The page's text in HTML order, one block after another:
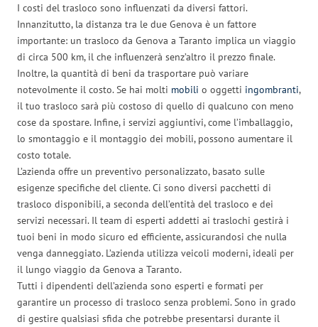
I costi del trasloco sono influenzati da diversi fattori.
Innanzitutto, la distanza tra le due Genova è un fattore
importante: un trasloco da Genova a Taranto implica un viaggio
di circa 500 km, il che influenzerà senz’altro il prezzo finale.
Inoltre, la quantità di beni da trasportare può variare
notevolmente il costo. Se hai molti mobili o oggetti ingombranti,
il tuo trasloco sarà più costoso di quello di qualcuno con meno
cose da spostare. Infine, i servizi aggiuntivi, come l’imballaggio,
lo smontaggio e il montaggio dei mobili, possono aumentare il
costo totale.
L’azienda offre un preventivo personalizzato, basato sulle
esigenze specifiche del cliente. Ci sono diversi pacchetti di
trasloco disponibili, a seconda dell’entità del trasloco e dei
servizi necessari. Il team di esperti addetti ai traslochi gestirà i
tuoi beni in modo sicuro ed efficiente, assicurandosi che nulla
venga danneggiato. L’azienda utilizza veicoli moderni, ideali per
il lungo viaggio da Genova a Taranto.
Tutti i dipendenti dell’azienda sono esperti e formati per
garantire un processo di trasloco senza problemi. Sono in grado
di gestire qualsiasi sfida che potrebbe presentarsi durante il